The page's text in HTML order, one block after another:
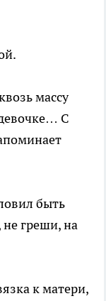
массу
С
быть
не греши, на
к матери,